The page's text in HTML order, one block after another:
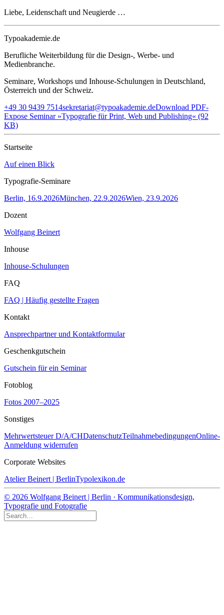
Liebe, Leidenschaft und Neugierde …
Typoakademie.de
Berufliche Weiterbildung für die Design-, Werbe- und
Medienbranche.
Seminare, Workshops und Inhouse-Schulungen in Deutschland,
Österreich und der Schweiz.
+49 30 9439 7514sekretariat@typoakademie.deDownload PDF-
Expose Seminar »Typografie für Print, Web und Publishing« (92
KB)
Startseite
Auf einen Blick
Typografie-Seminare
Berlin, 16.9.2026München, 22.9.2026Wien, 23.9.2026
Dozent
Wolfgang Beinert
Inhouse
Inhouse-Schulungen
FAQ
FAQ | Häufig gestellte Fragen
Kontakt
Ansprechpartner und Kontaktformular
Geschenkgutschein
Gutschein für ein Seminar
Fotoblog
Fotos 2007–2025
Sonstiges
Mehrwertsteuer D/A/CHDatenschutzTeilnahmebedingungenOnline-
Anmeldung widerrufen
Corporate Websites
Atelier Beinert | BerlinTypolexikon.de
© 2026 Wolfgang Beinert | Berlin · Kommunikationsdesign,
Typografie und Fotografie